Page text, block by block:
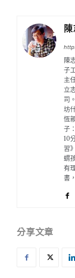
陳
子
主
立
司
坊
恆
子
10
習
蝟
有
書
分享文章